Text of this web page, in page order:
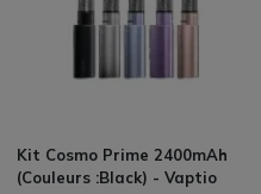
Kit Cosmo Prime 2400mAh
(Couleurs :Black) - Vaptio